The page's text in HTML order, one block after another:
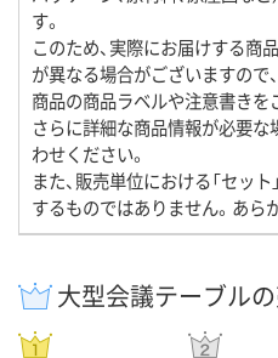
す。
このため、実際にお届けする商
が異なる場合がございますので
商品の商品ラベルや注意書きを
さらに詳細な商品情報が必要な
わせください。
また、販売単位における「セッ
するものではありません。あら
大型会議テーブル